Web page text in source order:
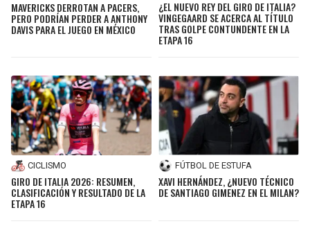
MAVERICKS DERROTAN A PACERS,
PERO PODRÍAN PERDER A ANTHONY
DAVIS PARA EL JUEGO EN MÉXICO
¿EL NUEVO REY DEL GIRO DE ITALIA?
VINGEGAARD SE ACERCA AL TÍTULO
TRAS GOLPE CONTUNDENTE EN LA
ETAPA 16
CICLISMO
GIRO DE ITALIA 2026: RESUMEN,
CLASIFICACIÓN Y RESULTADO DE LA
ETAPA 16
FÚTBOL DE ESTUFA
XAVI HERNÁNDEZ, ¿NUEVO TÉCNICO
DE SANTIAGO GIMENEZ EN EL MILAN?